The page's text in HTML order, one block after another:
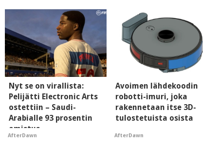
Nyt se on virallista:
Pelijätti Electronic Arts
ostettiin – Saudi-
Arabialle 93 prosentin
omistus
AfterDawn
Avoimen lähdekoodin
robotti-imuri, joka
rakennetaan itse 3D-
tulostetuista osista
AfterDawn